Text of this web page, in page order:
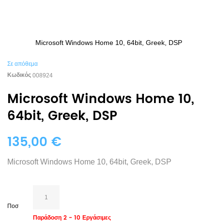
Σε απόθεμα
Κωδικός 008924
Microsoft Windows Home 10,
64bit, Greek, DSP
135,00 €
Microsoft Windows Home 10, 64bit, Greek, DSP
Ποσ
Παράδοση 2 - 10 Εργάσιμες
Microsoft Windows Home 10, 64bit, Greek, DSP